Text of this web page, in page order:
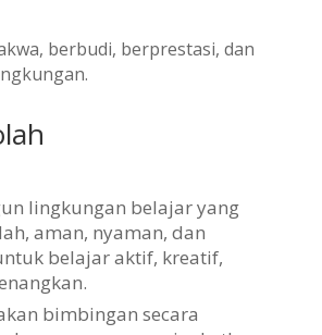
berbudi, berprestasi, dan
lingkungan belajar yang
aman, nyaman, dan
belajar aktif, kreatif,
bimbingan secara